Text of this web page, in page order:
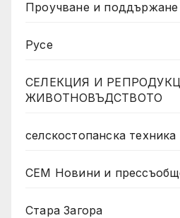
Проучване и
Русе
СЕЛЕКЦИЯ И
ЖИВОТНОВЪДСТВОТО
селскостопанска техника
СЕМ Новини и
Стара Загора